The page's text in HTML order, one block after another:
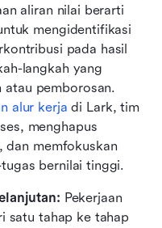
aliran nilai berarti
mengidentifikasi
pada hasil
langkah yang
atau pemborosan.
alur kerja di Lark, tim
menghapus
dan memfokuskan
bernilai tinggi.
Pekerjaan
satu tahap ke tahap